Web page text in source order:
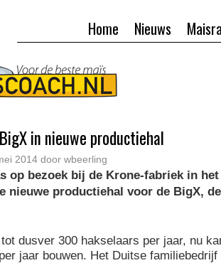
Nieuws
Home
in nieuwe productiehal
2014 door wbeerling
op bezoek bij de Krone-fabriek in
nieuwe productiehal voor de BigX,
dusver 300 hakselaars per jaar, nu
jaar bouwen. Het Duitse familiebedrijf